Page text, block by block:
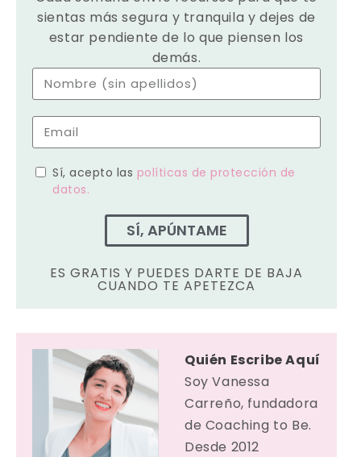
sientas más segura y tranquila y dejes de
estar pendiente de lo que piensen los
demás.
Sí, acepto las políticas de protección de
datos.
SÍ, APÚNTAME
ES GRATIS Y PUEDES DARTE DE BAJA
CUANDO TE APETEZCA
Quién Escribe Aquí
Soy Vanessa
Carreño, fundadora
de Coaching to Be.
Desde 2012